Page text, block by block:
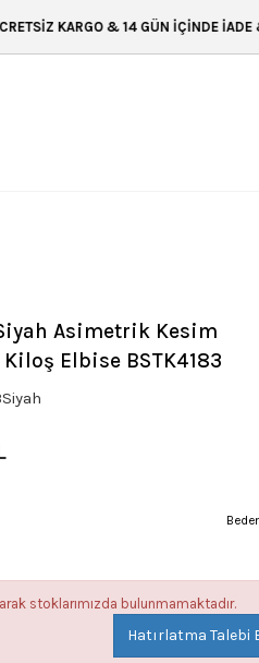
GÜN İÇİNDE İADE & ÜCRETSİZ
Asimetrik Kesim
Elbise BSTK4183
stoklarımızda bulunmamaktadır.
Hatırlatma Talebi